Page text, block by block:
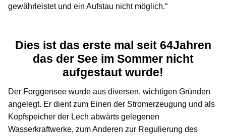
gewährleistet und ein Aufstau nicht möglich.“
Dies ist das erste mal seit 64Jahren
das der See im Sommer nicht
aufgestaut wurde!
Der Forggensee wurde aus diversen, wichtigen Gründen
angelegt. Er dient zum Einen der Stromerzeugung und als
Kopfspeicher der Lech abwärts gelegenen
Wasserkraftwerke, zum Anderen zur Regulierung des